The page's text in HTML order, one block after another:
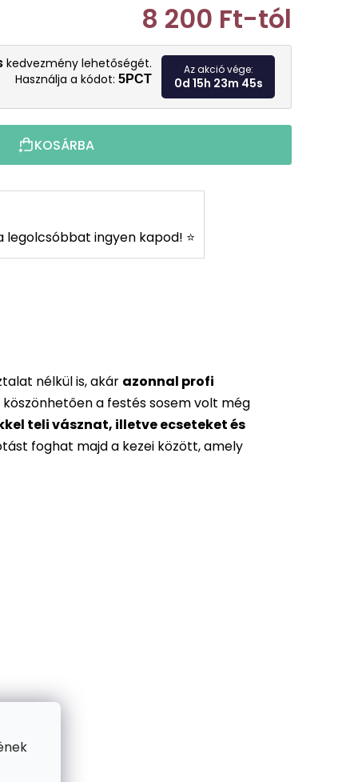
8 200 Ft-tól
Egységár:
kedvezmény lehetőségét.
Használja a kódot: 5PCT
Az akció vége:
0d 15h 23m 44s
KOSÁRBA
legolcsóbbat ingyen kapod! ⭐
nélkül is, akár azonnal profi
a festés sosem volt még
teli vásznat, illetve ecseteket és
foghat majd a kezei között, amely